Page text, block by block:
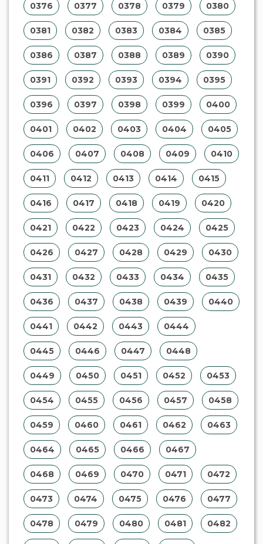
0376 0377 0378 0379 0380
0381 0382 0383 0384 0385
0386 0387 0388 0389 0390
0391 0392 0393 0394 0395
0396 0397 0398 0399 0400
0401 0402 0403 0404 0405
0406 0407 0408 0409 0410
0411 0412 0413 0414 0415
0416 0417 0418 0419 0420
0421 0422 0423 0424 0425
0426 0427 0428 0429 0430
0431 0432 0433 0434 0435
0436 0437 0438 0439 0440
0441 0442 0443 0444
0445 0446 0447 0448
0449 0450 0451 0452 0453
0454 0455 0456 0457 0458
0459 0460 0461 0462 0463
0464 0465 0466 0467
0468 0469 0470 0471 0472
0473 0474 0475 0476 0477
0478 0479 0480 0481 0482